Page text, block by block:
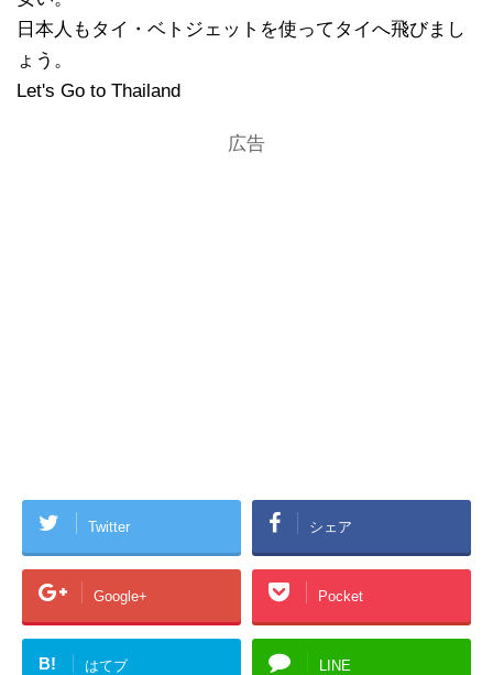
日本人もタイ・ベトジェットを使ってタイへ飛びまし
ょう。
Let's Go to Thailand
広告
Twitter シェア
Google+ Pocket
B! はてブ LINE